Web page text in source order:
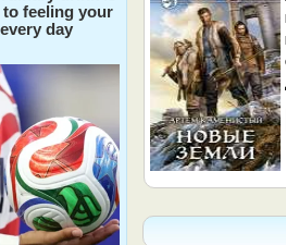
feeling your
day